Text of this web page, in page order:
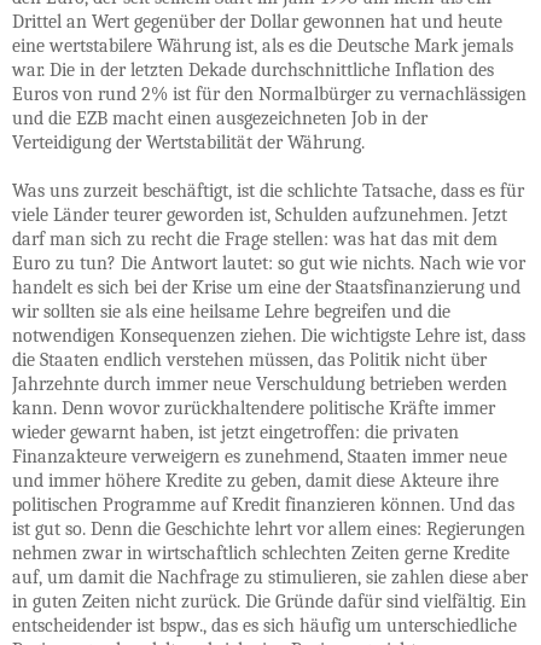
Drittel an Wert gegenüber der Dollar gewonnen hat und heute
eine wertstabilere Währung ist, als es die Deutsche Mark jemals
war. Die in der letzten Dekade durchschnittliche Inflation des
Euros von rund 2% ist für den Normalbürger zu vernachlässigen
und die EZB macht einen ausgezeichneten Job in der
Verteidigung der Wertstabilität der Währung.
Was uns zurzeit beschäftigt, ist die schlichte Tatsache, dass es für
viele Länder teurer geworden ist, Schulden aufzunehmen. Jetzt
darf man sich zu recht die Frage stellen: was hat das mit dem
Euro zu tun? Die Antwort lautet: so gut wie nichts. Nach wie vor
handelt es sich bei der Krise um eine der Staatsfinanzierung und
wir sollten sie als eine heilsame Lehre begreifen und die
notwendigen Konsequenzen ziehen. Die wichtigste Lehre ist, dass
die Staaten endlich verstehen müssen, das Politik nicht über
Jahrzehnte durch immer neue Verschuldung betrieben werden
kann. Denn wovor zurückhaltendere politische Kräfte immer
wieder gewarnt haben, ist jetzt eingetroffen: die privaten
Finanzakteure verweigern es zunehmend, Staaten immer neue
und immer höhere Kredite zu geben, damit diese Akteure ihre
politischen Programme auf Kredit finanzieren können. Und das
ist gut so. Denn die Geschichte lehrt vor allem eines: Regierungen
nehmen zwar in wirtschaftlich schlechten Zeiten gerne Kredite
auf, um damit die Nachfrage zu stimulieren, sie zahlen diese aber
in guten Zeiten nicht zurück. Die Gründe dafür sind vielfältig. Ein
entscheidender ist bspw., das es sich häufig um unterschiedliche